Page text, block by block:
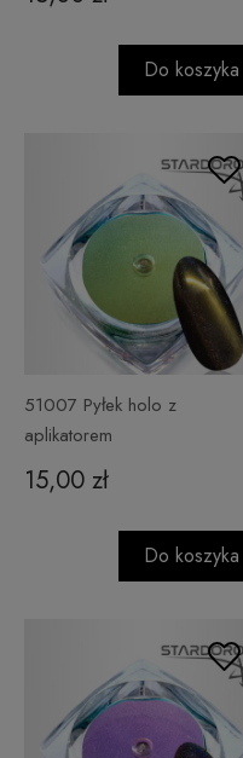
Do koszyka
51007 Pyłek holo z
aplikatorem
15,00 zł
Do koszyka